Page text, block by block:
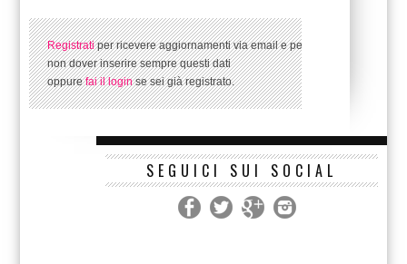
Registratiper ricevere aggiornamenti via email e per
non dover inserire sempre questi dati
oppurefai il loginse sei già registrato.
SEGUICI SUI SOCIAL